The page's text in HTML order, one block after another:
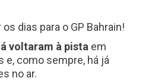
dias para o GP Bahrain!
voltaram à pista em
e, como sempre, há já
no ar.